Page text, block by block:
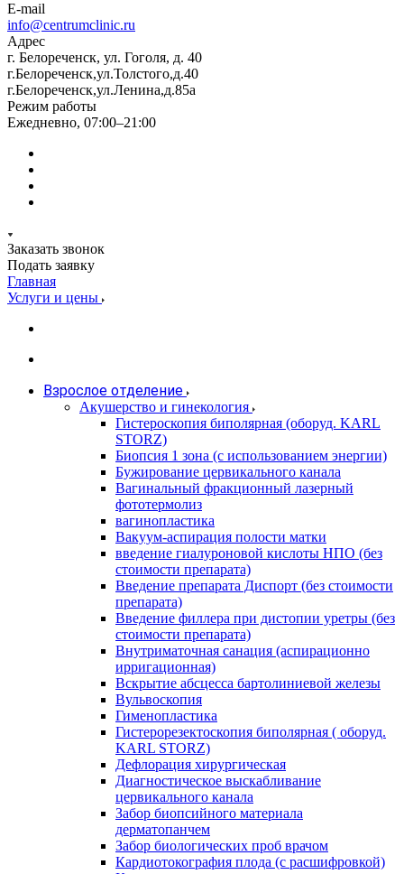
E-mail
info@centrumclinic.ru
Адрес
г. Белореченск, ул. Гоголя, д. 40
г.Белореченск,ул.Толстого,д.40
г.Белореченск,ул.Ленина,д.85а
Режим работы
Ежедневно, 07:00–21:00
Заказать звонок
Подать заявку
Главная
Услуги и цены
Взрослое отделение
Акушерство и гинекология
Гистероскопия биполярная (оборуд. KARL
STORZ)
Биопсия 1 зона (с использованием энергии)
Бужирование цервикального канала
Вагинальный фракционный лазерный
фототермолиз
вагинопластика
Вакуум-аспирация полости матки
введение гиалуроновой кислоты НПО (без
стоимости препарата)
Введение препарата Диспорт (без стоимости
препарата)
Введение филлера при дистопии уретры (без
стоимости препарата)
Внутриматочная санация (аспирационно
ирригационная)
Вскрытие абсцесса бартолиниевой железы
Вульвоскопия
Гименопластика
Гистерорезектоскопия биполярная ( оборуд.
KARL STORZ)
Дефлорация хирургическая
Диагностическое выскабливание
цервикального канала
Забор биопсийного материала
дерматопанчем
Забор биологических проб врачом
Кардиотокография плода (с расшифровкой)